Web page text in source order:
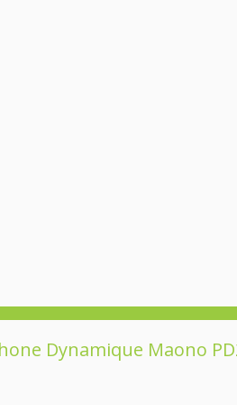
Dynamique Maono